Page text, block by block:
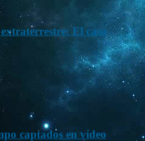
El caso
captados en vídeo